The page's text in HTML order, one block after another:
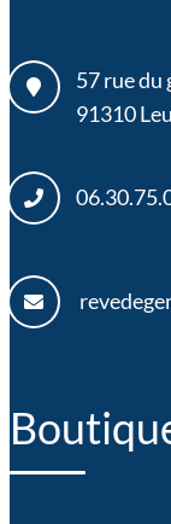
57 rue du
91310